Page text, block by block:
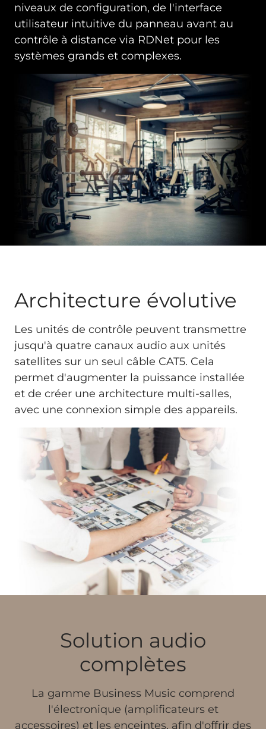
niveaux de configuration, de l'interface
utilisateur intuitive du panneau avant au
contrôle à distance via RDNet pour les
systèmes grands et complexes.
Architecture évolutive
Les unités de contrôle peuvent transmettre
jusqu'à quatre canaux audio aux unités
satellites sur un seul câble CAT5. Cela
permet d'augmenter la puissance installée
et de créer une architecture multi-salles,
avec une connexion simple des appareils.
Solution audio
complètes
La gamme Business Music comprend
l'électronique (amplificateurs et
accessoires) et les enceintes, afin d'offrir des